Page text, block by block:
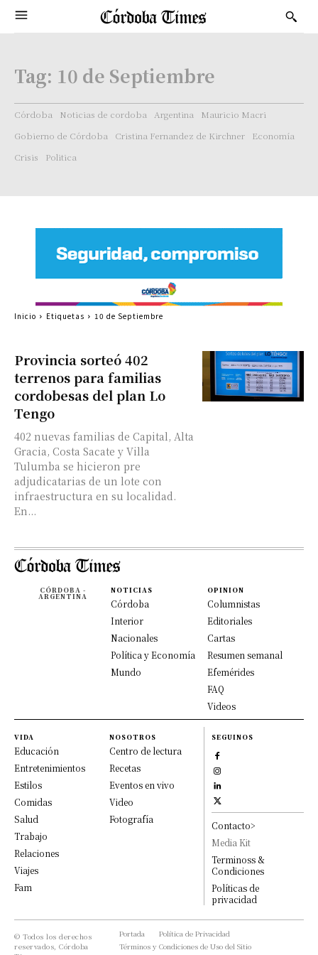
Tag: 10 de Septiembre
Córdoba Noticias de cordoba Argentina
Mauricio Macri
Gobierno de Córdoba
Cristina Fernandez de Kirchner
Economía
Crisis
Politica
Provincia sorteó 402
terrenos para familias
cordobesas del plan Lo
Tengo
402 nuevas familias de Capital, Alta
Gracia, Costa Sacate y Villa
Tulumba se hicieron pre
adjudicatarias de un lote con
infraestructura en su localidad.
En...
Inicio Etiquetas 10 de Septiembre
CÓRDOBA -
ARGENTINA
NOTICIAS
Córdoba
Interior
Nacionales
Política y Economía
Mundo
OPINION
Columnistas
Editoriales
Cartas
Resumen semanal
Efemérides
FAQ
Videos
VIDA
Educación
Entretenimientos
Estilos
Comidas
Salud
Trabajo
Relaciones
Viajes
Fam
NOSOTROS
Centro de lectura
Recetas
Eventos en vivo
Video
Fotografía
SEGUINOS
Contacto>
Media Kit
Terminoss &
Condiciones
Políticas de
privacidad
© Todos los derechos
reservados, Córdoba
Portada
Política de Privacidad
Términos y Condiciones de Uso del Sitio